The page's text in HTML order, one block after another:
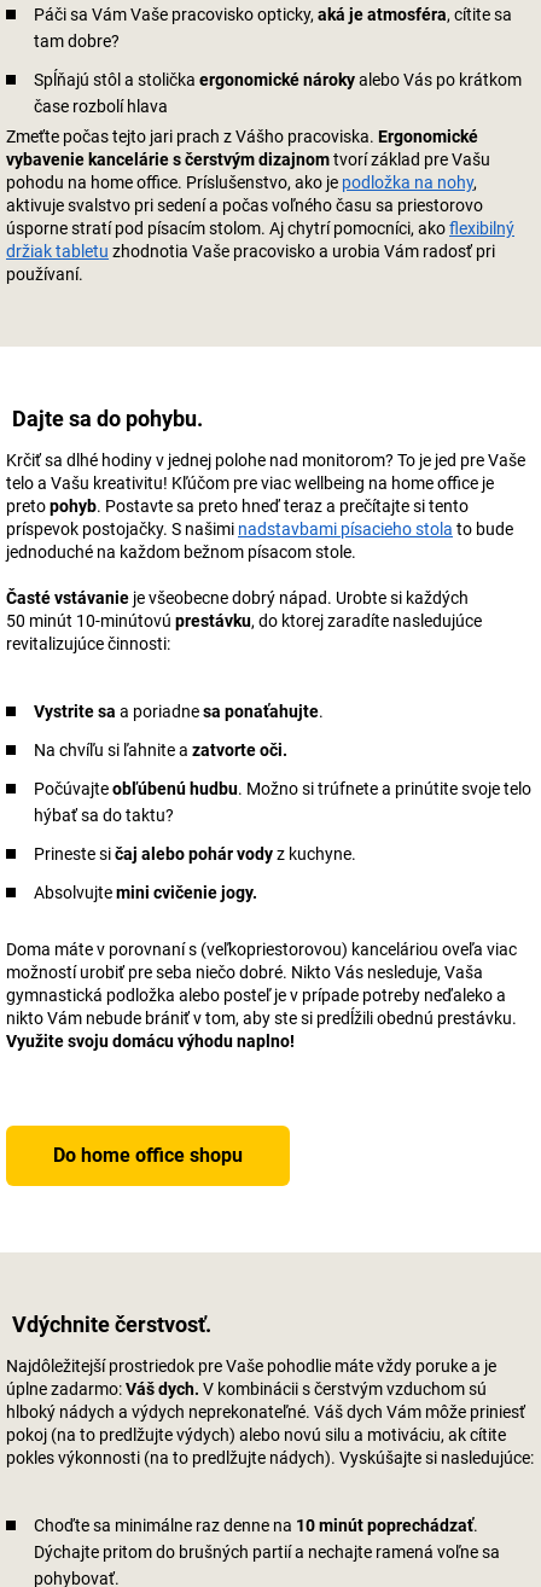
Páči sa Vám Vaše pracovisko opticky, aká je atmosféra, cítite sa
tam dobre?
Spĺňajú stôl a stolička ergonomické nárokyalebo Vás po krátkom
čase rozbolí hlava
Zmeťte počas tejto jari prach z Vášho pracoviska. Ergonomické
vybavenie kancelárie s čerstvým dizajnomtvorí základ pre Vašu
pohodu na home office. Príslušenstvo, ako je podložka na nohy,
aktivuje svalstvo pri sedení a počas voľného času sa priestorovo
úsporne stratí pod písacím stolom. Aj chytrí pomocníci, akoflexibilný
držiak tabletu zhodnotia Vaše pracovisko a urobia Vám radosť pri
používaní.
Dajte sa do pohybu.
Krčiť sa dlhé hodiny v jednej polohe nad monitorom? To je jed pre Vaše
telo a Vašu kreativitu! Kľúčom pre viac wellbeing na home office je
pretopohyb. Postavte sa preto hneď teraz a prečítajte si tento
príspevok postojačky. S našimi nadstavbami písacieho stola to bude
jednoduché na každom bežnom písacom stole.
Časté vstávanie je všeobecne dobrý nápad. Urobte si každých
50 minút 10-minútovú prestávku, do ktorej zaradíte nasledujúce
revitalizujúce činnosti:
Vystrite sa a poriadnesa ponaťahujte.
Na chvíľu si ľahnite a zatvorte oči.
Počúvajteobľúbenú hudbu. Možno si trúfnete a prinútite svoje telo
hýbať sa do taktu?
Prineste sičaj alebo pohár vodyz kuchyne.
Absolvujtemini cvičenie jogy.
Doma máte v porovnaní s (veľkopriestorovou) kanceláriou oveľa viac
možností urobiť pre seba niečo dobré. Nikto Vás nesleduje, Vaša
gymnastická podložka alebo posteľ je v prípade potreby neďaleko a
nikto Vám nebude brániť v tom, aby ste si predĺžili obednú prestávku.
Využite svoju domácu výhodu naplno!
Do home office shopu
Vdýchnite čerstvosť.
Najdôležitejší prostriedok pre Vaše pohodlie máte vždy poruke a je
úplne zadarmo:Váš dych. V kombinácii s čerstvým vzduchom sú
hlboký nádych a výdych neprekonateľné. Váš dych Vám môže priniesť
pokoj (na to predlžujte výdych) alebo novú silu a motiváciu, ak cítite
pokles výkonnosti (na to predlžujte nádych). Vyskúšajte si nasledujúce:
Choďte sa minimálne raz denne na 10 minút poprechádzať.
Dýchajte pritom do brušných partií a nechajte ramená voľne sa
pohybovať.